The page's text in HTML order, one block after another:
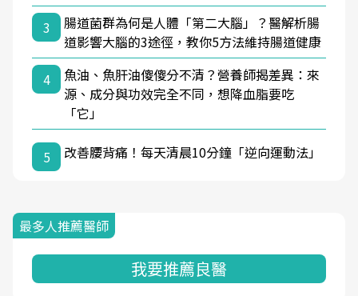
3
腸道菌群為何是人體「第二大腦」？醫解析腸
道影響大腦的3途徑，教你5方法維持腸道健康
4
魚油、魚肝油傻傻分不清？營養師揭差異：來
源、成分與功效完全不同，想降血脂要吃
「它」
5 改善腰背痛！每天清晨10分鐘「逆向運動法」
最多人推薦醫師
我要推薦良醫